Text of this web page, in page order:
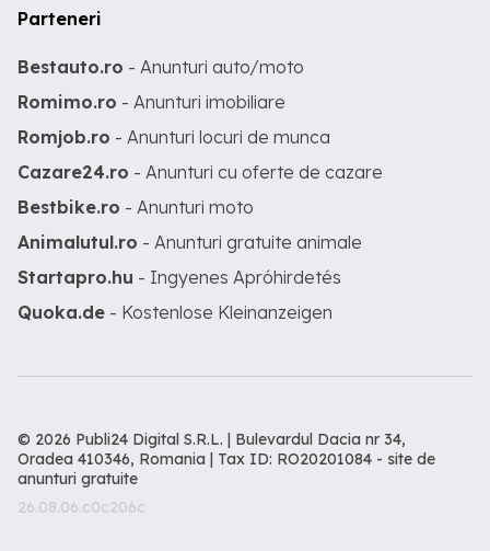
Parteneri
Bestauto.ro - Anunturi auto/moto
Romimo.ro - Anunturi imobiliare
Romjob.ro - Anunturi locuri de munca
Cazare24.ro - Anunturi cu oferte de cazare
Bestbike.ro - Anunturi moto
Animalutul.ro - Anunturi gratuite animale
Startapro.hu - Ingyenes Apróhirdetés
Quoka.de - Kostenlose Kleinanzeigen
© 2026 Publi24 Digital S.R.L. | Bulevardul Dacia nr 34,
Oradea 410346, Romania | Tax ID: RO20201084 - site de
anunturi gratuite
26.08.06.c0c206c